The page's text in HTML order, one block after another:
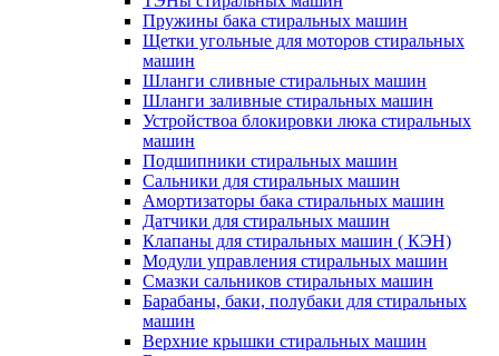
Пружины бака стиральных машин
Щетки угольные для моторов стиральных
машин
Шланги сливные стиральных машин
Шланги заливные стиральных машин
Устройствоа блокировки люка стиральных
машин
Подшипники стиральных машин
Сальники для стиральных машин
Амортизаторы бака стиральных машин
Датчики для стиральных машин
Клапаны для стиральных машин ( КЭН)
Модули управления стиральных машин
Смазки сальников стиральных машин
Барабаны, баки, полубаки для стиральных
машин
Верхние крышки стиральных машин